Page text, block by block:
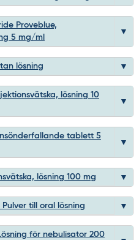
Proveblue,
5 mg/ml
lösning
lösning 10
tablett 5
lösning 100 mg
till oral lösning
för nebulisator 200